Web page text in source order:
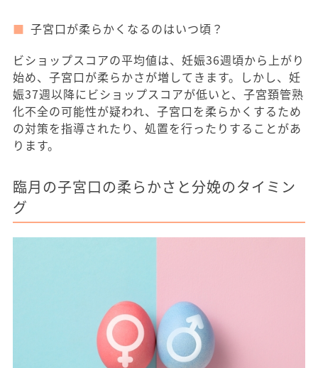
子宮口が柔らかくなるのはいつ頃？
ビショップスコアの平均値は、妊娠36週頃から上がり
始め、子宮口が柔らかさが増してきます。しかし、妊
娠37週以降にビショップスコアが低いと、子宮頚管熟
化不全の可能性が疑われ、子宮口を柔らかくするため
の対策を指導されたり、処置を行ったりすることがあ
ります。
臨月の子宮口の柔らかさと分娩のタイミン
グ